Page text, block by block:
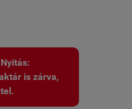
is zárva,